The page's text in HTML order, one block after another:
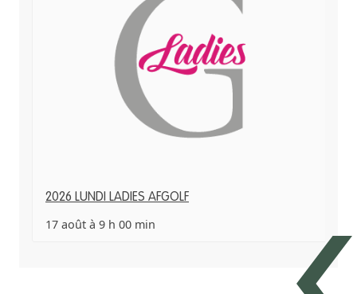
2026 LUNDI LADIES AFGOLF
17 août à 9 h 00 min